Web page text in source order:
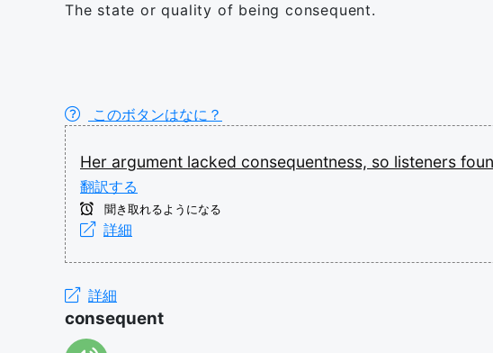
The state or quality of being consequent.
このボタンはなに？
Her argument lacked consequentness, so listeners
翻訳する
聞き取れるようになる
詳細
詳細
consequent